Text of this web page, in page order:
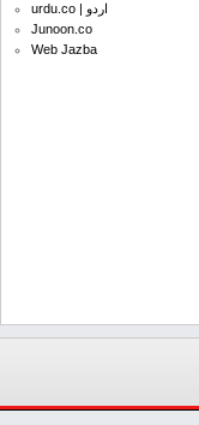
urdu.co | اردو
Junoon.co
Web Jazba